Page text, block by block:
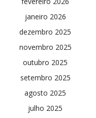
janeiro 2026
dezembro 2025
novembro 2025
outubro 2025
setembro 2025
agosto 2025
julho 2025